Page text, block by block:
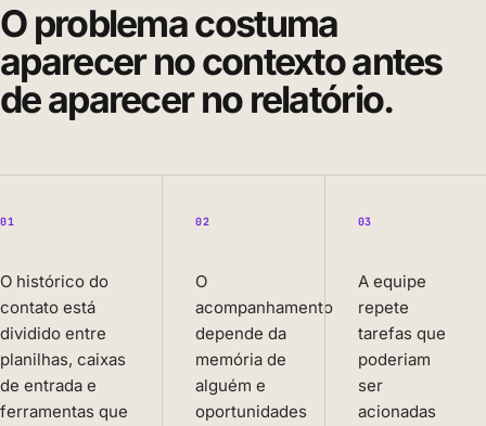
O problema costuma
aparecer no contexto antes
de aparecer no relatório.
01
O histórico do
contato está
dividido entre
planilhas, caixas
de entrada e
ferramentas que
02
O
acompanhamento
depende da
memória de
alguém e
oportunidades
03
A equipe
repete
tarefas que
poderiam
ser
acionadas